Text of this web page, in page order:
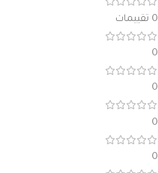
0 تقييمات
0
0
0
0